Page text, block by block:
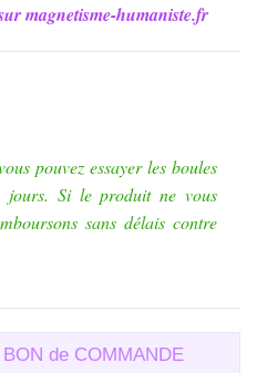
magnetisme-humaniste.fr
pouvez essayer les boules
jours. Si le produit ne vous
sans délais contre
de COMMANDE